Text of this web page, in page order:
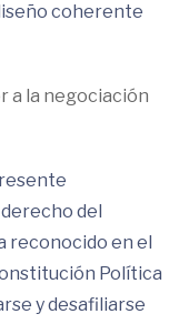
coherente
a la negociación
del
reconocido en el
Política
y desafiliarse